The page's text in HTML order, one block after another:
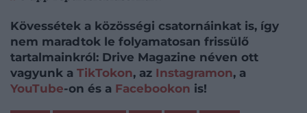
Kövessétek a közösségi csatornáinkat is, így
nem maradtok le folyamatosan frissülő
tartalmainkról: Drive Magazine néven ott
vagyunk a TikTokon, az Instagramon, a
YouTube-on és a Facebookon is!